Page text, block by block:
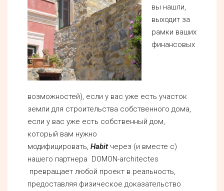
вы нашли,
выходит за
рамки ваших
финансовых
возможностей), если у вас уже есть участок
земли для строительства собственного дома,
если у вас уже есть собственный дом,
который вам нужно
модифицировать, Habit через (и вместе с)
нашего партнера DOMON-architectes
превращает любой проект в реальность,
предоставляя физическое доказательство